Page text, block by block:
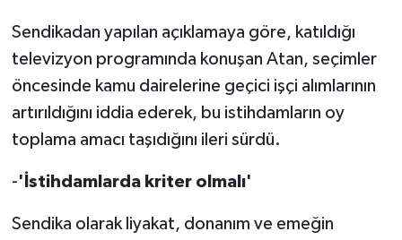
Sendikadan yapılan açıklamaya göre, katıldığı
televizyon programında konuşan Atan, seçimler
öncesinde kamu dairelerine geçici işçi alımlarının
artırıldığını iddia ederek, bu istihdamların oy
toplama amacı taşıdığını ileri sürdü.
-'İstihdamlarda kriter olmalı'
Sendika olarak liyakat, donanım ve emeğin
SPOR
TATLISU
TEKNOLOJİ